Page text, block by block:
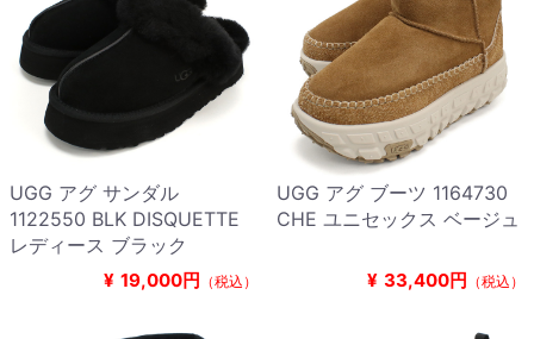
UGG アグ サンダル
1122550 BLK DISQUETTE
レディース ブラック
¥ 19,000円 （税込）
UGG アグ ブーツ 1164730
CHE ユニセックス ベージュ
¥ 33,400円 （税込）